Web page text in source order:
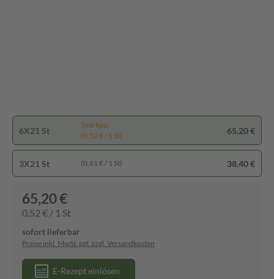
6X21 St
Spartipp
(0,52 € / 1 St)
65,20 €
3X21 St (0,61 € / 1 St) 38,40 €
65,20 €
0,52 € / 1 St
sofort lieferbar
Preise inkl. MwSt. ggf. zzgl. Versandkosten
E-Rezept einlösen